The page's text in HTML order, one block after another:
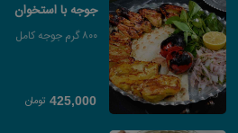
جوجه با استخوان
۸۰۰ گرم جوجه کامل
425,000 تومان